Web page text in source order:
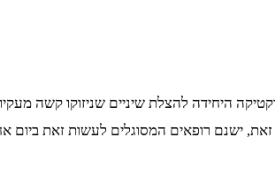
היחידה להצלת שיניים שניזוקו קשה
ישנם רופאים המסוגלים לעשות זאת